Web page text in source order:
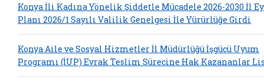
Konya İli Kadına Yönelik Şiddetle Mücadele 2026-2030 İl
Planı 2026/1 Sayılı Valilik Genelgesi İle Yürürlüğe Girdi
Konya Aile ve Sosyal Hizmetler İl Müdürlüğü İşgücü Uyum
Programı (İUP) Evrak Teslim Sürecine Hak Kazananlar